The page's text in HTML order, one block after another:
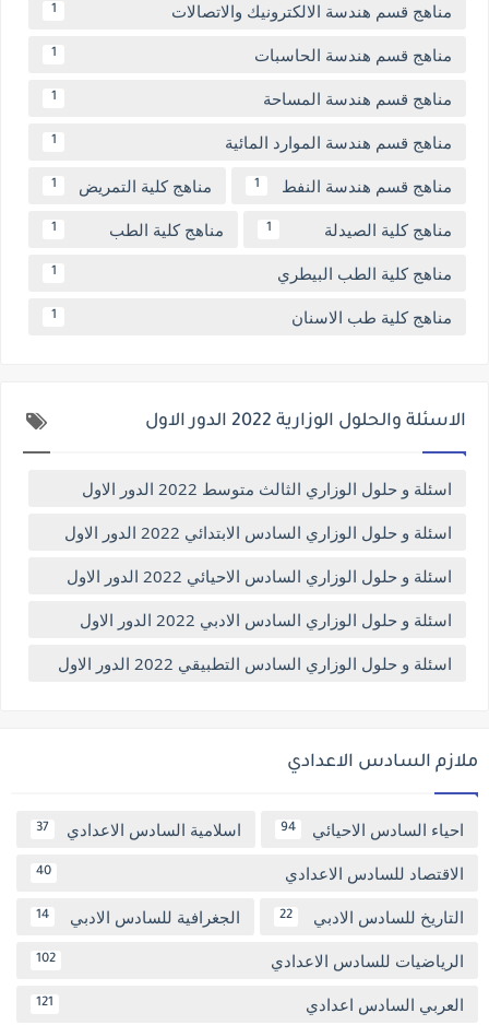
مناهج قسم هندسة الالكترونيك والاتصالات 1
مناهج قسم هندسة الحاسبات 1
مناهج قسم هندسة المساحة 1
مناهج قسم هندسة الموارد المائية 1
مناهج قسم هندسة النفط 1 مناهج كلية التمريض 1
مناهج كلية الصيدلة 1 مناهج كلية الطب 1
مناهج كلية الطب البيطري 1
مناهج كلية طب الاسنان 1
الاسئلة والحلول الوزارية 2022 الدور الاول
اسئلة و حلول الوزاري الثالث متوسط 2022 الدور الاول
اسئلة و حلول الوزاري السادس الابتدائي 2022 الدور الاول
اسئلة و حلول الوزاري السادس الاحيائي 2022 الدور الاول
اسئلة و حلول الوزاري السادس الادبي 2022 الدور الاول
اسئلة و حلول الوزاري السادس التطبيقي 2022 الدور الاول
ملازم السادس الاعدادي
احياء السادس الاحيائي 94 اسلامية السادس الاعدادي 37
الاقتصاد للسادس الاعدادي 40
التاريخ للسادس الادبي 22 الجغرافية للسادس الادبي 14
الرياضيات للسادس الاعدادي 102
العربي السادس اعدادي 121